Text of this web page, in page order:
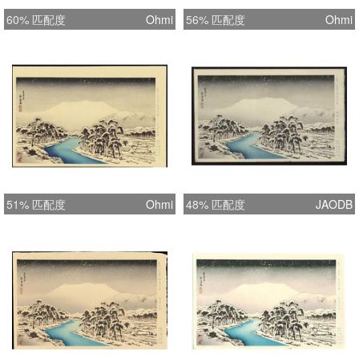
60% 匹配度 Ohmi 56% 匹配度 Ohmi
51% 匹配度 Ohmi 48% 匹配度 JAODB